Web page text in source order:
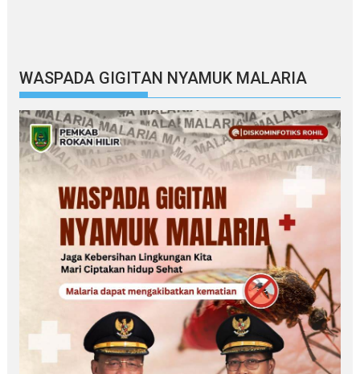
WASPADA GIGITAN NYAMUK MALARIA